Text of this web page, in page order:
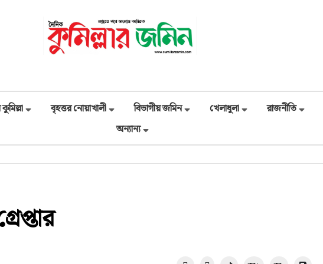
বৃহত্তর নোয়াখালী বিভাগীয় জমিন খেলাধুলা রাজনীতি
অন্যান্য